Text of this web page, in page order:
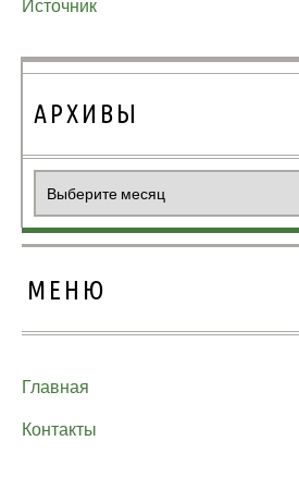
Источник
АРХИВЫ
МЕНЮ
Главная
Контакты